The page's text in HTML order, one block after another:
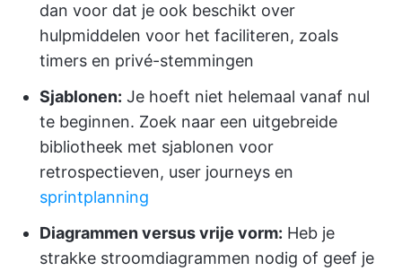
dan voor dat je ook beschikt over
hulpmiddelen voor het faciliteren, zoals
timers en privé-stemmingen
Sjablonen: Je hoeft niet helemaal vanaf nul
te beginnen. Zoek naar een uitgebreide
bibliotheek met sjablonen voor
retrospectieven, user journeys en
sprintplanning
Diagrammen versus vrije vorm: Heb je
strakke stroomdiagrammen nodig of geef je